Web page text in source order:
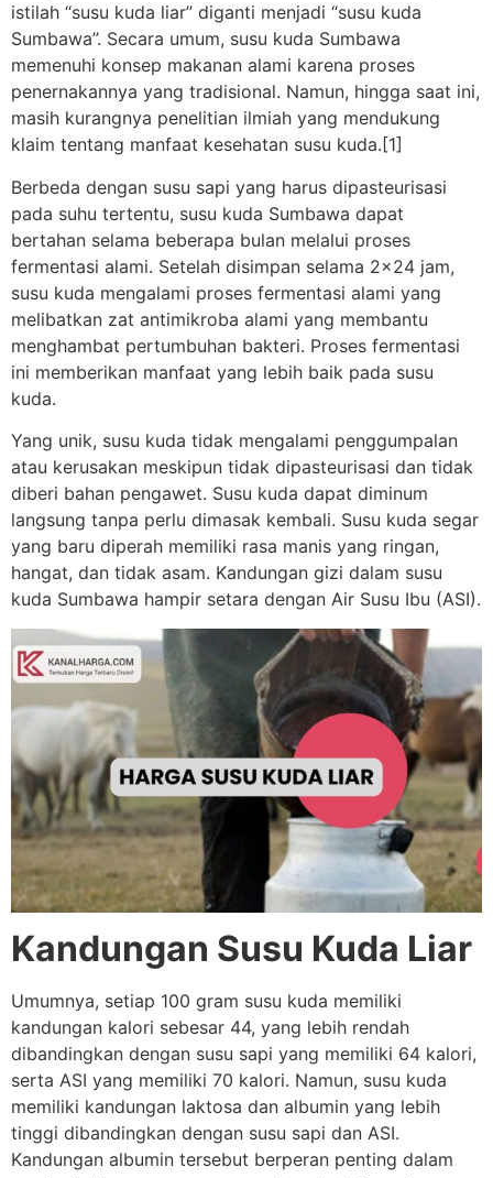
istilah “susu kuda liar” diganti menjadi “susu kuda
Sumbawa”. Secara umum, susu kuda Sumbawa
memenuhi konsep makanan alami karena proses
penernakannya yang tradisional. Namun, hingga saat ini,
masih kurangnya penelitian ilmiah yang mendukung
klaim tentang manfaat kesehatan susu kuda.[1]
Berbeda dengan susu sapi yang harus dipasteurisasi
pada suhu tertentu, susu kuda Sumbawa dapat
bertahan selama beberapa bulan melalui proses
fermentasi alami. Setelah disimpan selama 2×24 jam,
susu kuda mengalami proses fermentasi alami yang
melibatkan zat antimikroba alami yang membantu
menghambat pertumbuhan bakteri. Proses fermentasi
ini memberikan manfaat yang lebih baik pada susu
kuda.
Yang unik, susu kuda tidak mengalami penggumpalan
atau kerusakan meskipun tidak dipasteurisasi dan tidak
diberi bahan pengawet. Susu kuda dapat diminum
langsung tanpa perlu dimasak kembali. Susu kuda segar
yang baru diperah memiliki rasa manis yang ringan,
hangat, dan tidak asam. Kandungan gizi dalam susu
kuda Sumbawa hampir setara dengan Air Susu Ibu (ASI).
Kandungan Susu Kuda Liar
Umumnya, setiap 100 gram susu kuda memiliki
kandungan kalori sebesar 44, yang lebih rendah
dibandingkan dengan susu sapi yang memiliki 64 kalori,
serta ASI yang memiliki 70 kalori. Namun, susu kuda
memiliki kandungan laktosa dan albumin yang lebih
tinggi dibandingkan dengan susu sapi dan ASI.
Kandungan albumin tersebut berperan penting dalam